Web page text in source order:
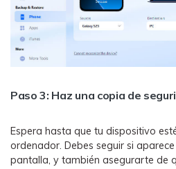
Paso 3: Haz una copia de
Espera hasta que tu dispositivo
ordenador. Debes seguir si
pantalla, y también asegurarte de